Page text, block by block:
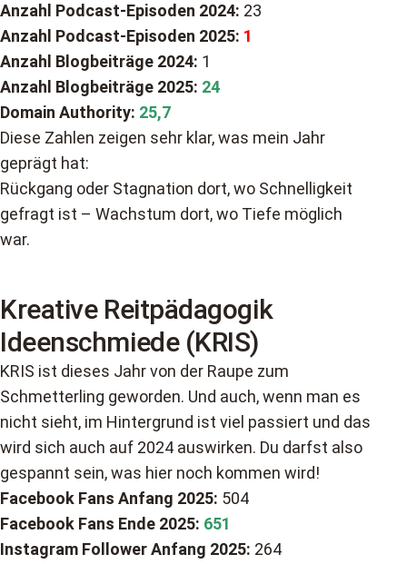
Anzahl Podcast-Episoden 2024: 23
Anzahl Podcast-Episoden 2025: 1
Anzahl Blogbeiträge 2024: 1
Anzahl Blogbeiträge 2025: 24
Domain Authority: 25,7
Diese Zahlen zeigen sehr klar, was mein Jahr
geprägt hat:
Rückgang oder Stagnation dort, wo Schnelligkeit
gefragt ist – Wachstum dort, wo Tiefe möglich
war.
Kreative Reitpädagogik
Ideenschmiede (KRIS)
KRIS ist dieses Jahr von der Raupe zum
Schmetterling geworden. Und auch, wenn man es
nicht sieht, im Hintergrund ist viel passiert und das
wird sich auch auf 2024 auswirken. Du darfst also
gespannt sein, was hier noch kommen wird!
Facebook Fans Anfang 2025: 504
Facebook Fans Ende 2025: 651
Instagram FollowerAnfang 2025: 264